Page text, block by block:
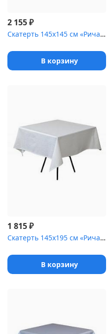
2 155₽
Скатерть 145х145 см «Ричард» белая
В корзину
1 815₽
Скатерть 145х195 см «Ричард ажур» белая
В корзину